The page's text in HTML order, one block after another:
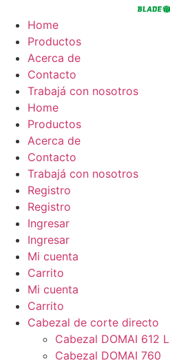
contenido
Home
Productos
Acerca de
Contacto
Trabajá con nosotros
Home
Productos
Acerca de
Contacto
Trabajá con nosotros
Registro
Registro
Ingresar
Ingresar
Mi cuenta
Carrito
Mi cuenta
Carrito
Cabezal de corte directo
Cabezal DOMAI 612 L
Cabezal DOMAI 760